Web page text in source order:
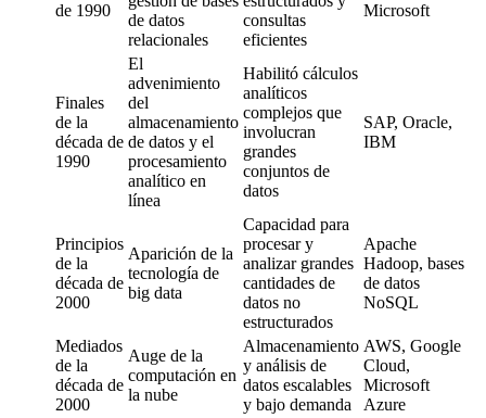
de 1990
de datos
relacionales
consultas
eficientes
Microsoft
Finales
de la
década de
1990
El
advenimiento
del
almacenamiento
de datos y el
procesamiento
analítico en
línea
Habilitó cálculos
analíticos
complejos que
involucran
grandes
conjuntos de
datos
SAP, Oracle,
IBM
Principios
de la
década de
2000
Aparición de la
tecnología de
big data
Capacidad para
procesar y
analizar grandes
cantidades de
datos no
estructurados
Apache
Hadoop, bases
de datos
NoSQL
Mediados
de la
década de
2000
Auge de la
computación en
la nube
Almacenamiento
y análisis de
datos escalables
y bajo demanda
AWS, Google
Cloud,
Microsoft
Azure